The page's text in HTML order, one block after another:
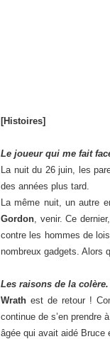
[Histoires]
Le joueur qui me fait
La nuit du 26 juin, les
des années plus tard.
La même nuit, un autre
Gordon, venir. Ce
contre les hommes de
nombreux gadgets. Alors
Les raisons de la colère.
Wrath est de retour !
continue de s’en prendre
âgée qui avait aidé Bruce